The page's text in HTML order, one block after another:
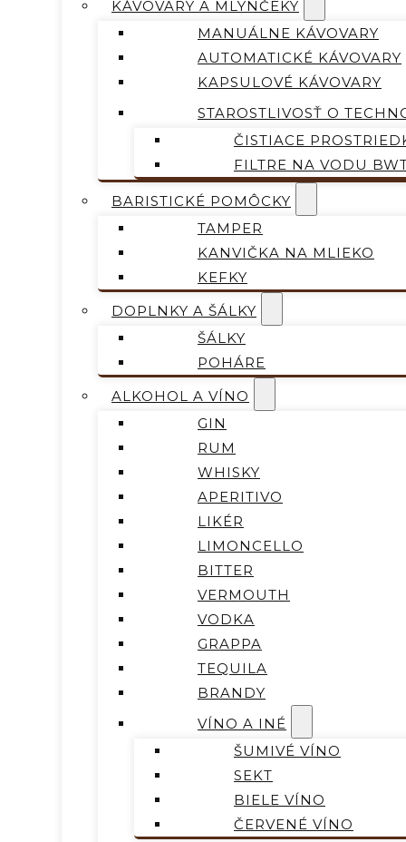
KÁVOVARY A MLYNČEKY
MANUÁLNE KÁVOVARY
AUTOMATICKÉ KÁVOVARY
KAPSULOVÉ KÁVOVARY
STAROSTLIVOSŤ O
ČISTIACE
FILTRE NA VODU
BARISTICKÉ POMÔCKY
TAMPER
KANVIČKA NA MLIEKO
KEFKY
DOPLNKY A ŠÁLKY
ŠÁLKY
POHÁRE
ALKOHOL A VÍNO
GIN
RUM
WHISKY
APERITIVO
LIKÉR
LIMONCELLO
BITTER
VERMOUTH
VODKA
GRAPPA
TEQUILA
BRANDY
VÍNO A INÉ
ŠUMIVÉ VÍNO
SEKT
BIELE VÍNO
ČERVENÉ VÍNO